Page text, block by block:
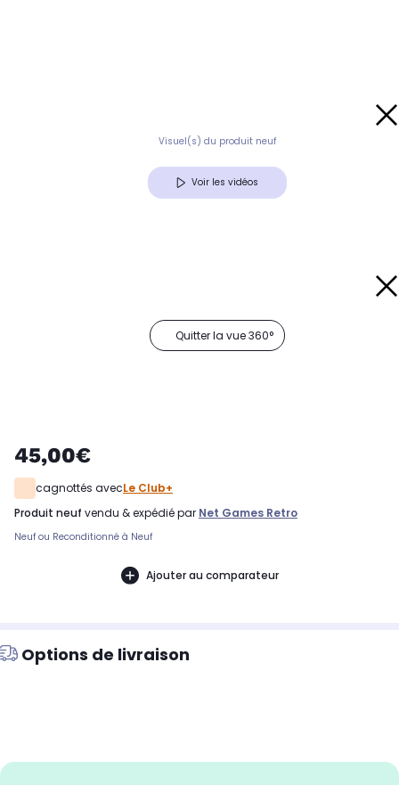
Visuel(s) du produit neuf
Voir les vidéos
Quitter la vue 360°
45,00€
cagnottés avecLe Club+
produit neuf vendu & expédié par Net Games Retro
Neuf ou Reconditionné à Neuf
Ajouter au comparateur
Options de livraison